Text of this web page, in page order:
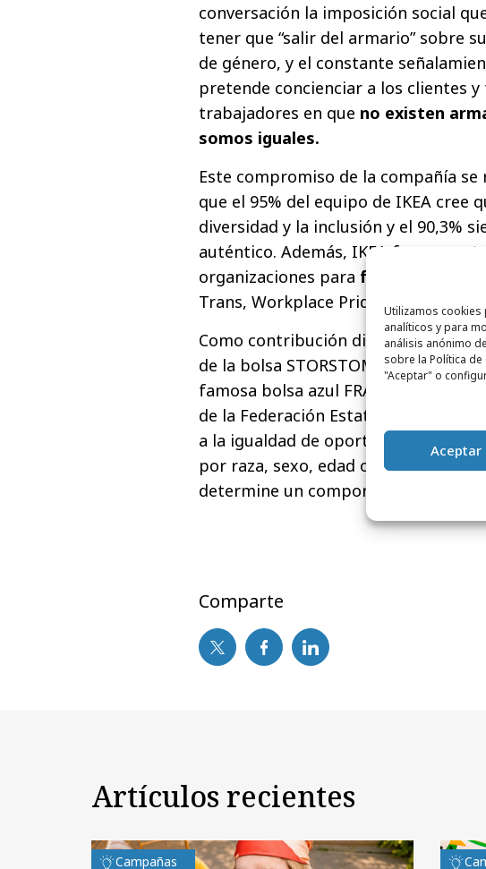
Utilizamos cookies
analíticos y para
análisis anónimo
sobre la Política
"Aceptar" o
Aceptar
conversación la imposición social
tener que “salir del armario” sobre
de género, y el constante
pretende concienciar a los clientes
trabajadores en que no existen
somos iguales.
Este compromiso de la compañía
que el 95% del equipo de IKEA cree
diversidad y la inclusión y el 90,3%
auténtico. Además, IKEA forma
organizaciones para fomentar la
Trans, Workplace Pride Foundation y
Como contribución directa, desde
de la bolsa STORSTOMMA, un
famosa bolsa azul FRAKTA, para
de la Federación Estatal LGTBI+.
a la igualdad de oportunidades sin
por raza, sexo, edad o cualquier otra
determine un comportamiento
Comparte
Artículos recientes
Campañas